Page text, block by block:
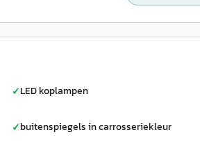
✓LED koplampen
✓buitenspiegels in carrosseriekleur